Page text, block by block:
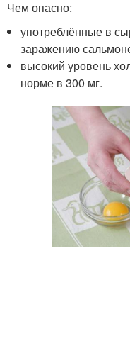
Чем опасно:
употреблённые в
заражению
высокий уровень
норме в 300 мг.